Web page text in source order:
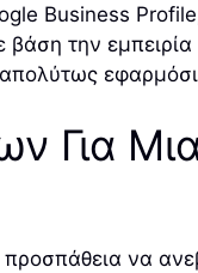
Business
την
Για
να